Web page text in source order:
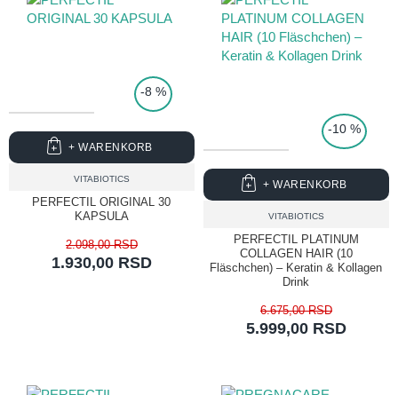
-8 %
VITABIOTICS
PERFECTIL ORIGINAL 30
KAPSULA
1.930,00 RSD
2.098,00 RSD
+ WARENKORB
TOP PRICE -10 %
VITABIOTICS
PERFECTIL PLATINUM
COLLAGEN HAIR (10
Fläschchen) – Keratin & Kollagen
Drink
5.999,00 RSD
6.675,00 RSD
+ WARENKORB